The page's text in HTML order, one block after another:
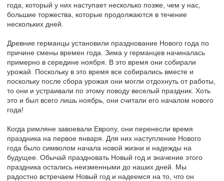
года, который у них наступает несколько позже, чем у нас,
большие торжества, которые продолжаются в течение
нескольких дней.
Древние германцы установили празднование Нового года по
причине смены времен года. Зима у германцев начиналась
примерно в середине ноября. В это время они собирали
урожай. Поскольку в это время все собирались вместе и
поскольку после сбора урожая они могли отдохнуть от работы,
то они и устраивали по этому поводу веселый праздник. Хоть
это и был всего лишь ноябрь, они считали его началом нового
года!
Когда римляне завоевали Европу, они перенесли время
праздника на первое января. Для них наступление Нового
года было символом начала новой жизни и надежды на
будущее. Обычай праздновать Новый год и значение этого
праздника остались неизменными до наших дней. Мы
радостно встречаем Новый год и надеемся на то, что он